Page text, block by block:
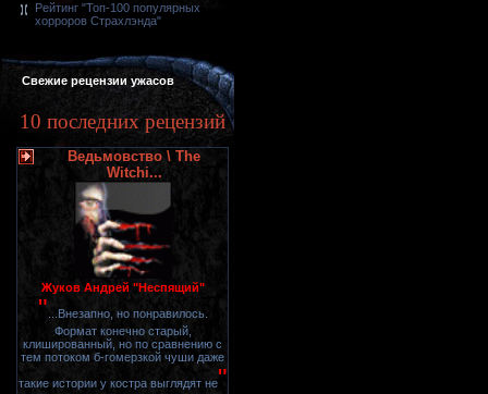
Рейтинг "Топ-100 популярных
хорроров Страхлэнда"
Свежие рецензии ужасов
10 последних рецензий
Ведьмовство \ The
Witchi...
Жуков Андрей "Неспящий"
" ...Внезапно, но понравилось.
Формат конечно старый,
клишированный, но по сравнению с
тем потоком б-гомерзкой чуши даже
такие истории у костра выглядят не"